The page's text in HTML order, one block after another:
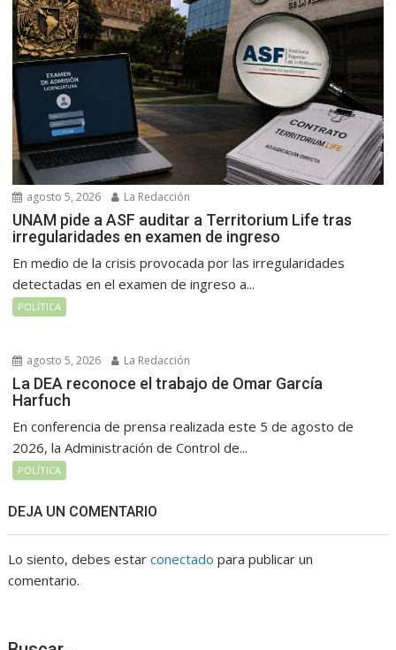
agosto 5, 2026 La Redacción
UNAM pide a ASF auditar a Territorium Life tras
irregularidades en examen de ingreso
En medio de la crisis provocada por las irregularidades
detectadas en el examen de ingreso a...
POLÍTICA
agosto 5, 2026 La Redacción
La DEA reconoce el trabajo de Omar García
Harfuch
En conferencia de prensa realizada este 5 de agosto de
2026, la Administración de Control de...
POLÍTICA
DEJA UN COMENTARIO
Lo siento, debes estarconectado para publicar un
comentario.